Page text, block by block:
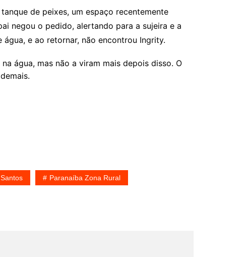
de peixes, um espaço recentemente
negou o pedido, alertando para a sujeira e a
e ao retornar, não encontrou Ingrity.
água, mas não a viram mais depois disso. O
Paranaíba Zona Rural